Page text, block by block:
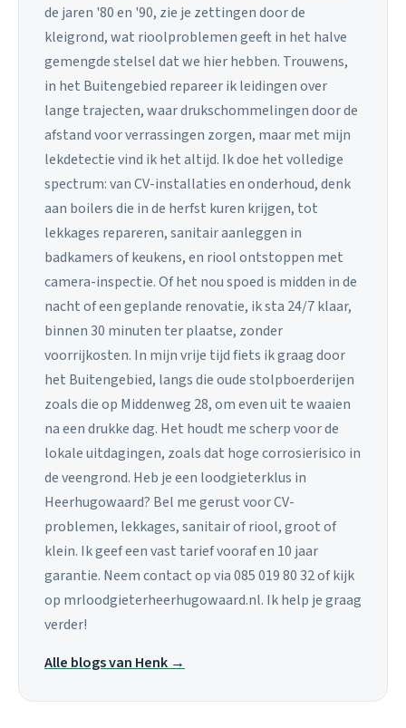
de jaren '80 en '90, zie je zettingen door de
kleigrond, wat rioolproblemen geeft in het halve
gemengde stelsel dat we hier hebben. Trouwens,
in het Buitengebied repareer ik leidingen over
lange trajecten, waar drukschommelingen door de
afstand voor verrassingen zorgen, maar met mijn
lekdetectie vind ik het altijd. Ik doe het volledige
spectrum: van CV-installaties en onderhoud, denk
aan boilers die in de herfst kuren krijgen, tot
lekkages repareren, sanitair aanleggen in
badkamers of keukens, en riool ontstoppen met
camera-inspectie. Of het nou spoed is midden in de
nacht of een geplande renovatie, ik sta 24/7 klaar,
binnen 30 minuten ter plaatse, zonder
voorrijkosten. In mijn vrije tijd fiets ik graag door
het Buitengebied, langs die oude stolpboerderijen
zoals die op Middenweg 28, om even uit te waaien
na een drukke dag. Het houdt me scherp voor de
lokale uitdagingen, zoals dat hoge corrosierisico in
de veengrond. Heb je een loodgieterklus in
Heerhugowaard? Bel me gerust voor CV-
problemen, lekkages, sanitair of riool, groot of
klein. Ik geef een vast tarief vooraf en 10 jaar
garantie. Neem contact op via 085 019 80 32 of kijk
op mrloodgieterheerhugowaard.nl. Ik help je graag
verder!
Alle blogs van Henk →